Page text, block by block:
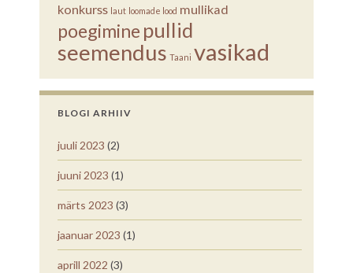
konkurss laut loomade lood mullikad
poegimine pullid
seemendus Taani vasikad
BLOGI ARHIIV
juuli 2023 (2)
juuni 2023 (1)
märts 2023 (3)
jaanuar 2023 (1)
aprill 2022 (3)